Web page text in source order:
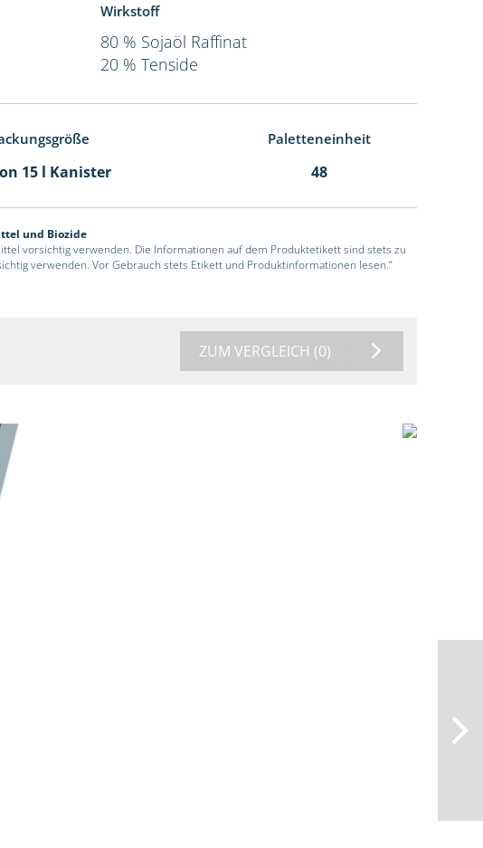
Wirkstoff
80 % Sojaöl Raffinat
20 % Tenside
Paletteneinheit
15 l Kanister 48
und Biozide
vorsichtig verwenden. Die Informationen auf dem Produktetikett sind stets zu
verwenden. Vor Gebrauch stets Etikett und Produktinformationen lesen.“
ZUM VERGLEICH (0)